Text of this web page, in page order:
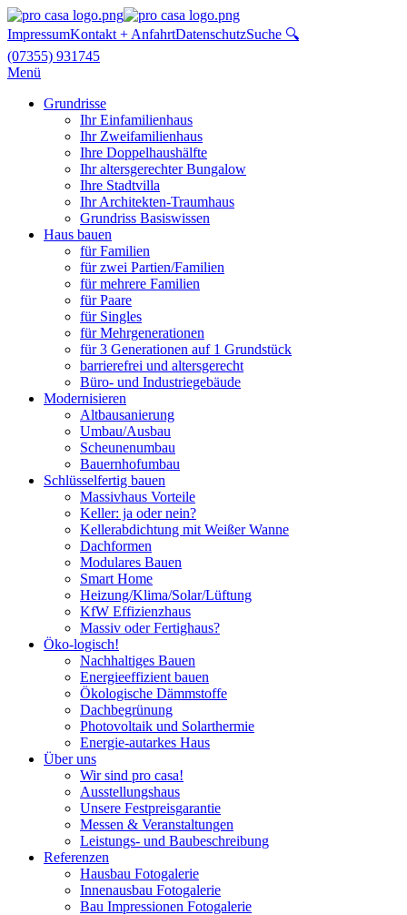
ImpressumKontakt + AnfahrtDatenschutzSuche 🔍
(07355) 931745
Menü
Grundrisse
Ihr Einfamilienhaus
Ihr Zweifamilienhaus
Ihre Doppelhaushälfte
Ihr altersgerechter Bungalow
Ihre Stadtvilla
Ihr Architekten-Traumhaus
Grundriss Basiswissen
Haus bauen
für Familien
für zwei Partien/Familien
für mehrere Familien
für Paare
für Singles
für Mehrgenerationen
für 3 Generationen auf 1 Grundstück
barrierefrei und altersgerecht
Büro- und Industriegebäude
Modernisieren
Altbausanierung
Umbau/Ausbau
Scheunenumbau
Bauernhofumbau
Schlüsselfertig bauen
Massivhaus Vorteile
Keller: ja oder nein?
Kellerabdichtung mit Weißer Wanne
Dachformen
Modulares Bauen
Smart Home
Heizung/Klima/Solar/Lüftung
KfW Effizienzhaus
Massiv oder Fertighaus?
Öko-logisch!
Nachhaltiges Bauen
Energieeffizient bauen
Ökologische Dämmstoffe
Dachbegrünung
Photovoltaik und Solarthermie
Energie-autarkes Haus
Über uns
Wir sind pro casa!
Ausstellungshaus
Unsere Festpreisgarantie
Messen & Veranstaltungen
Leistungs- und Baubeschreibung
Referenzen
Hausbau Fotogalerie
Innenausbau Fotogalerie
Bau Impressionen Fotogalerie